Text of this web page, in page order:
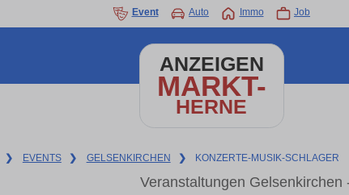
Event Auto Immo Job
ANZEIGEN
MARKT-
HERNE
❯ EVENTS ❯ GELSENKIRCHEN ❯ KONZERTE-MUSIK-SCHLAGER
Veranstaltungen